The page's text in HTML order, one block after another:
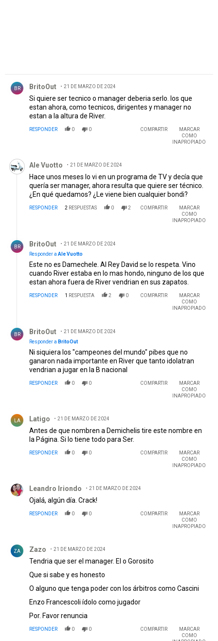
BR BritoOut 21 DE MARZO DE 2024
Si quiere ser tecnico o manager deberia serlo. los que
estan ahora, como tecnicos, dirigentes y manager no
estan a la altura de River.
RESPONDER 0 0 COMPARTIR
MARCAR
COMO
INAPROPIADO
Comentario de Ale Vuotto.
Ale Vuotto 21 DE MARZO DE 2024
Hace unos meses lo vi en un programa de TV y decía que
quería ser manager, ahora resulta que quiere ser técnico.
¿En qué quedamos? ¿Le viene bien cualquier bondi?
RESPONDER 2 RESPUESTAS 0 2 COMPARTIR
MARCAR
COMO
INAPROPIADO
BR BritoOut
21 DE MARZO DE 2024
Responder a Ale Vuotto
Este no es Damechele. Al Rey David se lo respeta. Vino
cuando River estaba en lo mas hondo, ninguno de los que
estan ahora fuera de River vendrian en sus zapatos.
RESPONDER 1 RESPUESTA 2 0 COMPARTIR
MARCAR
COMO
INAPROPIADO
BR BritoOut
21 DE MARZO DE 2024
Responder a BritoOut
Ni siquiera los "campeones del mundo" pibes que no
ganaron nada importante en River que tanto idolatran
vendrian a jugar en la B nacional
RESPONDER 0 0 COMPARTIR
MARCAR
COMO
INAPROPIADO
LA Latigo 21 DE MARZO DE 2024
Antes de que nombren a Demichelis tire este nombre en
la Página. Si lo tiene todo para Ser.
RESPONDER 0 0 COMPARTIR
MARCAR
COMO
INAPROPIADO
Leandro Iriondo 21 DE MARZO DE 2024
Ojalá, algún día. Crack!
RESPONDER 0 0 COMPARTIR
MARCAR
COMO
INAPROPIADO
ZA Zazo 21 DE MARZO DE 2024
Tendria que ser el manager. El o Gorosito
Que si sabe y es honesto
O alguno que tenga poder con los árbitros como Cascini
Enzo Francescoli ídolo como jugador
Por. Favor renuncia
RESPONDER 0 0 COMPARTIR
MARCAR
COMO